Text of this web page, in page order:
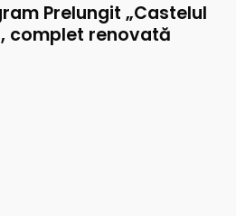
Prelungit „Castelul
complet renovată